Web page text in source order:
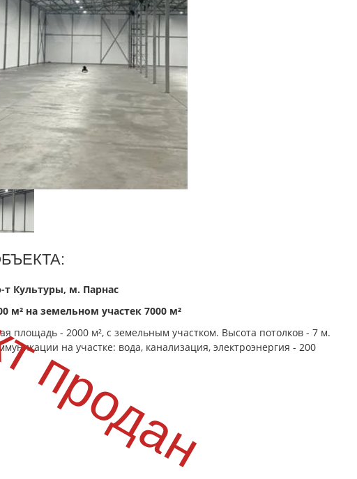
т Культуры, м. Парнас
м² на земельном участек 7000 м²
площадь - 2000 м², с земельным участком. Высота потолков - 7 м.
на участке: вода, канализация, электроэнергия - 200